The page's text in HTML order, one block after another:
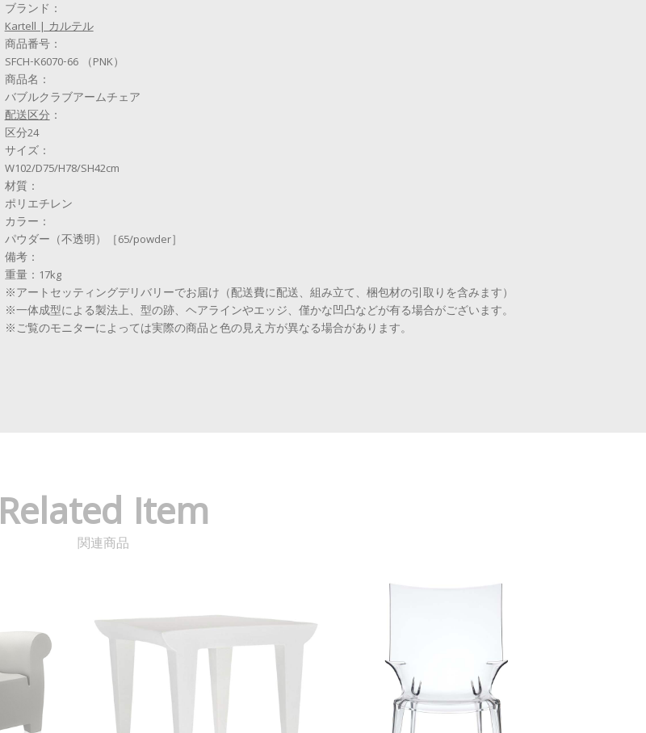
ブランド：
Kartell | カルテル
商品番号：
SFCH-K6070-66 （PNK）
商品名：
バブルクラブアームチェア
配送区分：
区分24
サイズ：
W102/D75/H78/SH42cm
材質：
ポリエチレン
カラー：
パウダー（不透明）［65/powder］
備考：
重量：17kg
※アートセッティングデリバリーでお届け（配送費に配送、組み立て、梱包材の引取りを含みます）
※一体成型による製法上、型の跡、ヘアラインやエッジ、僅かな凹凸などが有る場合がございます。
※ご覧のモニターによっては実際の商品と色の見え方が異なる場合があります。
Related Item
関連商品